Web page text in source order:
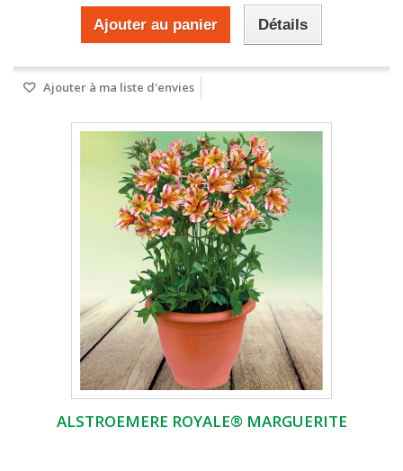
Ajouter au panier Détails
Ajouter à ma liste d'envies
ALSTROEMERE ROYALE® MARGUERITE